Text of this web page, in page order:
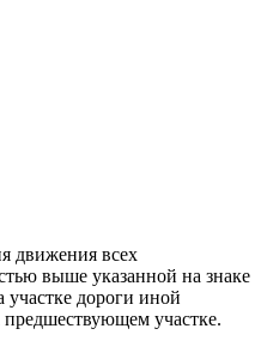
движения всех
выше указанной на знаке
участке дороги иной
участке.